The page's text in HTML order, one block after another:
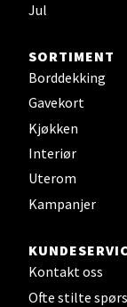
Jul
SORTIMENT
Borddekking
Gavekort
Kjøkken
Interiør
Uterom
Kampanjer
Kontakt oss
Ofte stilte
Leirvik -
Torgbakken
Åpent i dag
0 i butikk